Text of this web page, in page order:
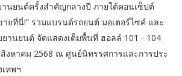
นยนต์ครั้งสำคัญกลางปี ภายใต้คอนเซ็ปต์
ายที่นี่!” รวมแบรนด์รถยนต์ มอเตอร์ไซค์ และ
ยานยนต์ จัดแสดงเต็มพื้นที่ ฮอลล์ 101 - 104
งหาคม 2568 ณ ศูนย์นิทรรศการและการประ
ทพฯ